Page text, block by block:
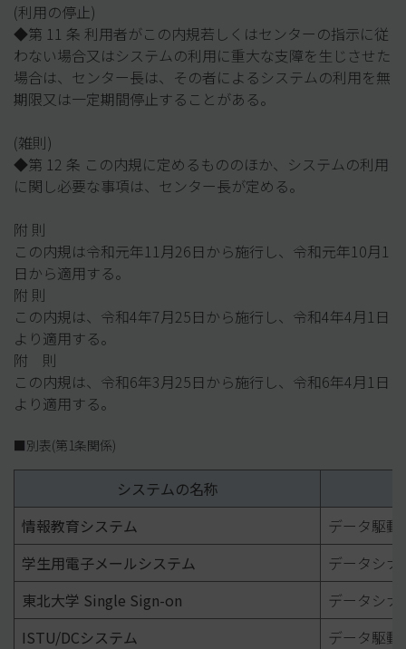
(利用の停止)
◆第 11 条 利用者がこの内規若しくはセンターの指示に従
わない場合又はシステムの利用に重大な支障を生じさせた
場合は、センター長は、その者によるシステムの利用を無
期限又は一定期間停止することがある。
(雑則)
◆第 12 条 この内規に定めるもののほか、システムの利用
に関し必要な事項は、センター長が定める。
附 則
この内規は令和元年11月26日から施行し、令和元年10月1
日から適用する。
附 則
この内規は、令和4年7月25日から施行し、令和4年4月1日
より適用する。
附 則
この内規は、令和6年3月25日から施行し、令和6年4月1日
より適用する。
■別表(第1条関係)
システムの名称
情報教育システム
データ駆
学生用電子メールシステム
データシ
東北大学 Single Sign-on
データシ
ISTU/DCシステム
データ駆